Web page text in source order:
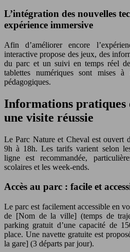
L’intégration des nouvelles
expérience immersive
Afin d’améliorer encore
interactive propose des jeux, des
du parc et un suivi en temps réel
tablettes numériques sont mises
pédagogiques.
Informations pratiques
une visite réussie
Le Parc Nature et Cheval est ouvert
9h à 18h. Les tarifs varient selon
ligne est recommandée,
scolaires et les week-ends.
Accès au parc : facile et
Le parc est facilement accessible en
de [Nom de la ville] (temps de
parking gratuit d’une capacité de
place. Une navette gratuite est
la gare] (3 départs par jour).